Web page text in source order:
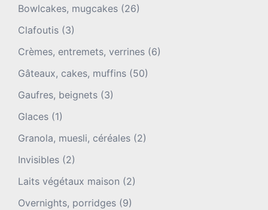
Bowlcakes, mugcakes (26)
Clafoutis (3)
Crèmes, entremets, verrines (6)
Gâteaux, cakes, muffins (50)
Gaufres, beignets (3)
Glaces (1)
Granola, muesli, céréales (2)
Invisibles (2)
Laits végétaux maison (2)
Overnights, porridges (9)